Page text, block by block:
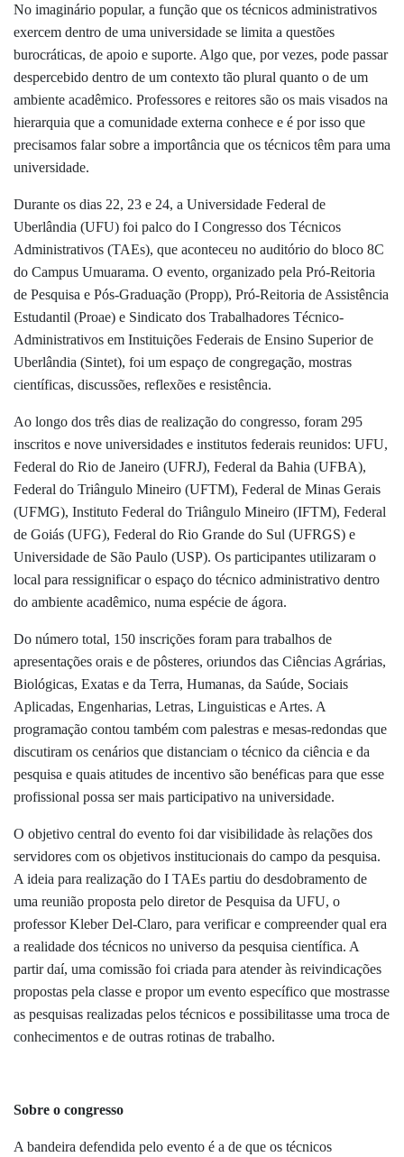
No imaginário popular, a função que os técnicos administrativos
exercem dentro de uma universidade se limita a questões
burocráticas, de apoio e suporte. Algo que, por vezes, pode passar
despercebido dentro de um contexto tão plural quanto o de um
ambiente acadêmico. Professores e reitores são os mais visados na
hierarquia que a comunidade externa conhece e é por isso que
precisamos falar sobre a importância que os técnicos têm para uma
universidade.
Durante os dias 22, 23 e 24, a Universidade Federal de
Uberlândia (UFU) foi palco do I Congresso dos Técnicos
Administrativos (TAEs), que aconteceu no auditório do bloco 8C
do Campus Umuarama. O evento, organizado pela Pró-Reitoria
de Pesquisa e Pós-Graduação (Propp), Pró-Reitoria de Assistência
Estudantil (Proae) e Sindicato dos Trabalhadores Técnico-
Administrativos em Instituições Federais de Ensino Superior de
Uberlândia (Sintet), foi um espaço de congregação, mostras
científicas, discussões, reflexões e resistência.
Ao longo dos três dias de realização do congresso, foram 295
inscritos e nove universidades e institutos federais reunidos: UFU,
Federal do Rio de Janeiro (UFRJ), Federal da Bahia (UFBA),
Federal do Triângulo Mineiro (UFTM), Federal de Minas Gerais
(UFMG), Instituto Federal do Triângulo Mineiro (IFTM), Federal
de Goiás (UFG), Federal do Rio Grande do Sul (UFRGS) e
Universidade de São Paulo (USP). Os participantes utilizaram o
local para ressignificar o espaço do técnico administrativo dentro
do ambiente acadêmico, numa espécie de ágora.
Do número total, 150 inscrições foram para trabalhos de
apresentações orais e de pôsteres, oriundos das Ciências Agrárias,
Biológicas, Exatas e da Terra, Humanas, da Saúde, Sociais
Aplicadas, Engenharias, Letras, Linguisticas e Artes. A
programação contou também com palestras e mesas-redondas que
discutiram os cenários que distanciam o técnico da ciência e da
pesquisa e quais atitudes de incentivo são benéficas para que esse
profissional possa ser mais participativo na universidade.
O objetivo central do evento foi dar visibilidade às relações dos
servidores com os objetivos institucionais do campo da pesquisa.
A ideia para realização do I TAEs partiu do desdobramento de
uma reunião proposta pelo diretor de Pesquisa da UFU, o
professor Kleber Del-Claro, para verificar e compreender qual era
a realidade dos técnicos no universo da pesquisa científica. A
partir daí, uma comissão foi criada para atender às reivindicações
propostas pela classe e propor um evento específico que mostrasse
as pesquisas realizadas pelos técnicos e possibilitasse uma troca de
conhecimentos e de outras rotinas de trabalho.
Sobre o congresso
A bandeira defendida pelo evento é a de que os técnicos